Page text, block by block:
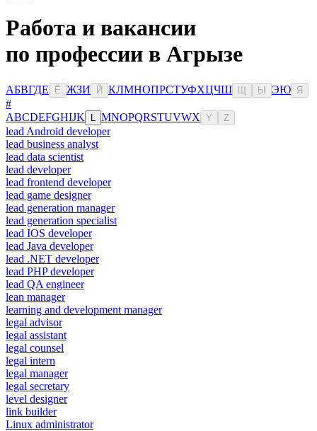
Работа и вакансии
по профессии в Агрызе
АБВГДЕ Ё ЖЗИ Й КЛМНОПРСТУФХЦЧШ Ы ЭЮ Я
#
ABCDEFGHIJK MNOPQRSTUVWX Y Z
lead Android developer
lead business analyst
lead data scientist
lead developer
lead frontend developer
lead game designer
lead generation manager
lead generation specialist
lead IOS developer
lead Java developer
lead .NET developer
lead PHP developer
lead QA engineer
lean manager
learning and development manager
legal advisor
legal assistant
legal counsel
legal intern
legal manager
legal secretary
level designer
link builder
Linux administrator